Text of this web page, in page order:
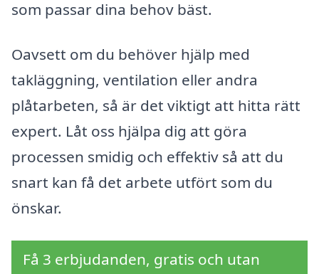
som passar dina behov bäst.
Oavsett om du behöver hjälp med
takläggning, ventilation eller andra
plåtarbeten, så är det viktigt att hitta rätt
expert. Låt oss hjälpa dig att göra
processen smidig och effektiv så att du
snart kan få det arbete utfört som du
önskar.
Få 3 erbjudanden, gratis och utan